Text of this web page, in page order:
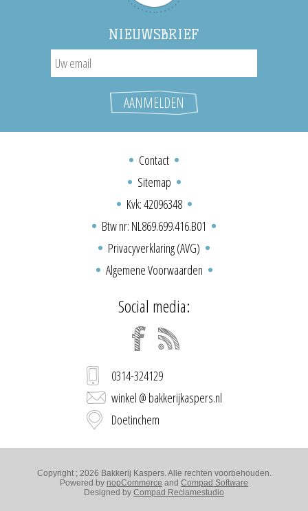
NIEUWSBRIEF
Contact
Sitemap
Kvk: 42096348
Btw nr: NL869.699.416.B01
Privacyverklaring (AVG)
Algemene Voorwaarden
Social media:
0314-324129
winkel @ bakkerijkaspers.nl
Doetinchem
Copyright ; 2026 Bakkerij Kaspers. Alle rechten voorbehouden.
Powered by nopCommerce and Compad Software
Designed by Compad Reclamestudio